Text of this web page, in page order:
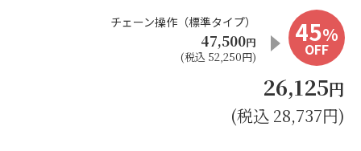
チェーン操作（標準タイプ）
47,500円
(税込 52,250円)
45%
OFF
26,125円
(税込 28,737円)